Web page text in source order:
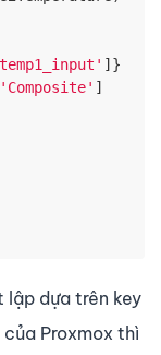
]}
'Composite' ]
lập dựa trên key
Proxmox thì